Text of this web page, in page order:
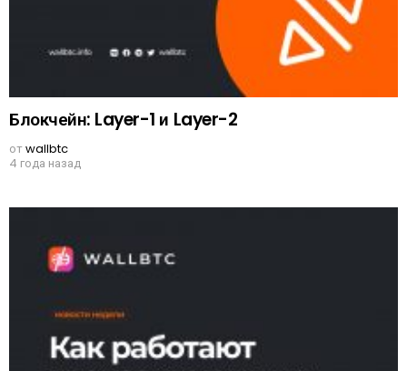
Блокчейн: Layer-1 и Layer-2
отwallbtc
4 года назад